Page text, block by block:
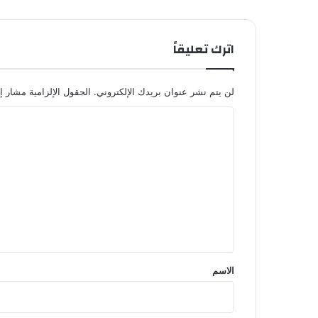
اترك تعليقاً
لن يتم نشر عنوان بريدك الإلكتروني. الحقول الإلزامية مشار
*
الاسم